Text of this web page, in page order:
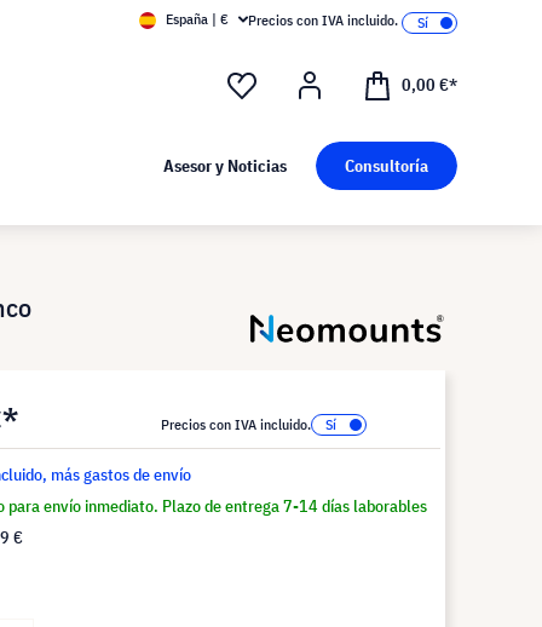
España | € Precios con IVA incluido.
0,00 €*
Asesor y Noticias Consultoría
Precios con IVA incluido.
más gastos de envío
para envío inmediato. Plazo de entrega 7-14 días laborables
€